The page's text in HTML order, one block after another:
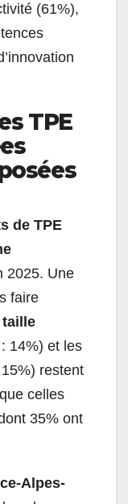
(61%),
TPE
de TPE
2025. Une
faire
taille
14%) et les
restent
celles
35% ont
Alpes-